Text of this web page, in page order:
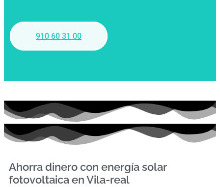
910 60 31 00
Ahorra dinero con energía solar
fotovoltaica en Vila-real